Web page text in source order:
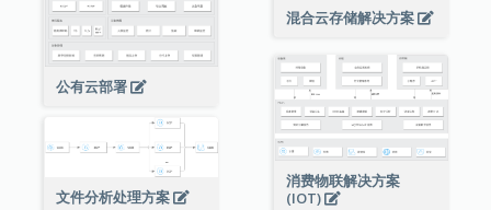
混合云存储解决方案
公有云部署
消费物联解决方案
(IOT)
文件分析处理方案